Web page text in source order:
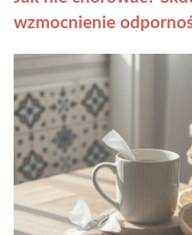
wzmocnienie